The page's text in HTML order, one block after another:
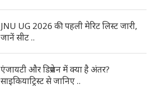
JNU UG 2026 की पहली मेरिट लिस्ट जारी,
जानें सीट ..
एंजायटी और डिप्रेशन में क्या है अंतर?
साइकियाट्रिस्ट से जानिए ..